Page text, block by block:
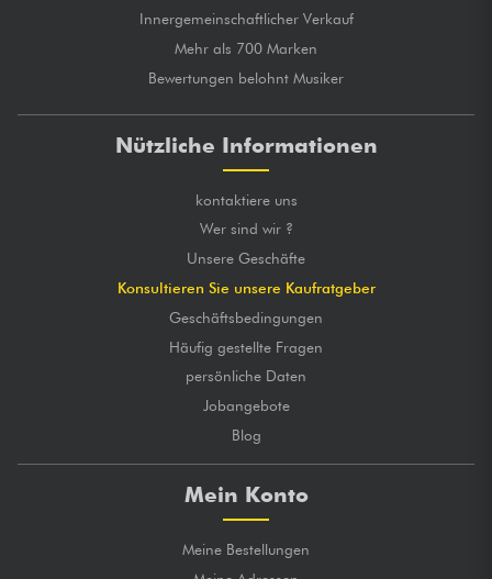
Innergemeinschaftlicher Verkauf
Mehr als 700 Marken
Bewertungen belohnt Musiker
Nützliche Informationen
kontaktiere uns
Wer sind wir ?
Unsere Geschäfte
Konsultieren Sie unsere Kaufratgeber
Geschäftsbedingungen
Häufig gestellte Fragen
persönliche Daten
Jobangebote
Blog
Mein Konto
Meine Bestellungen